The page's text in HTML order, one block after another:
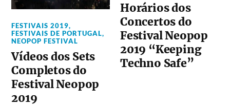
FESTIVAIS 2019,
FESTIVAIS DE PORTUGAL,
NEOPOP FESTIVAL
Vídeos dos Sets
Completos do
Festival Neopop
2019
Horários dos
Concertos do
Festival Neopop
2019 “Keeping
Techno Safe”